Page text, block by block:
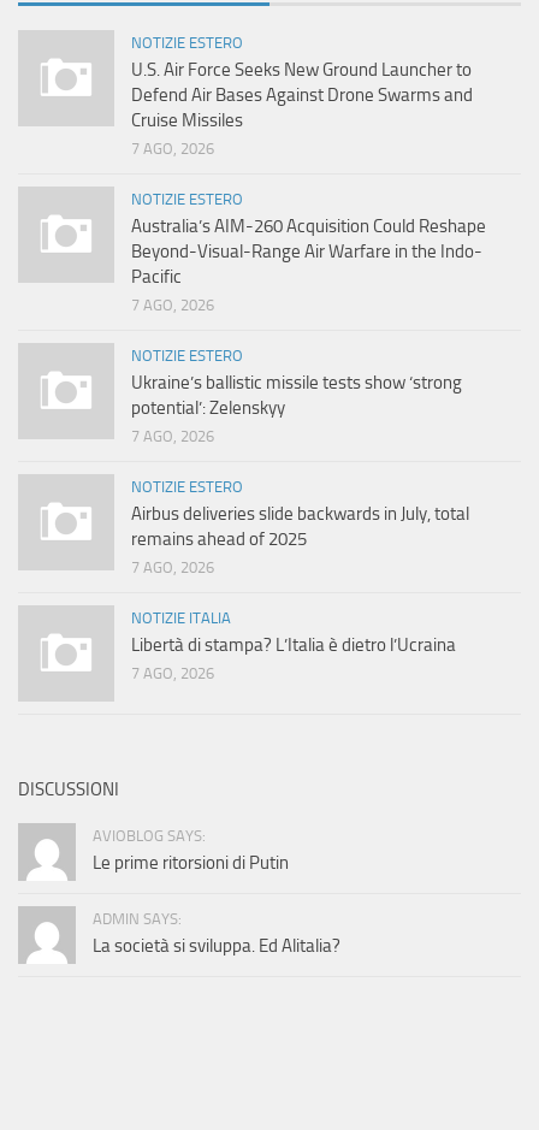
NOTIZIE ESTERO
U.S. Air Force Seeks New Ground Launcher to
Defend Air Bases Against Drone Swarms and
Cruise Missiles
7 AGO, 2026
NOTIZIE ESTERO
Australia’s AIM-260 Acquisition Could Reshape
Beyond-Visual-Range Air Warfare in the Indo-
Pacific
7 AGO, 2026
NOTIZIE ESTERO
Ukraine’s ballistic missile tests show ‘strong
potential’: Zelenskyy
7 AGO, 2026
NOTIZIE ESTERO
Airbus deliveries slide backwards in July, total
remains ahead of 2025
7 AGO, 2026
NOTIZIE ITALIA
Libertà di stampa? L’Italia è dietro l’Ucraina
7 AGO, 2026
DISCUSSIONI
AVIOBLOG SAYS:
Le prime ritorsioni di Putin
ADMIN SAYS:
La società si sviluppa. Ed Alitalia?